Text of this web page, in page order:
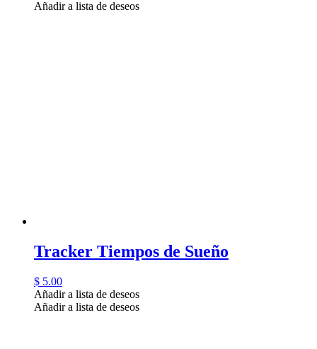
Añadir a lista de deseos
Tracker Tiempos de Sueño
$ 5.00
Añadir a lista de deseos
Añadir a lista de deseos